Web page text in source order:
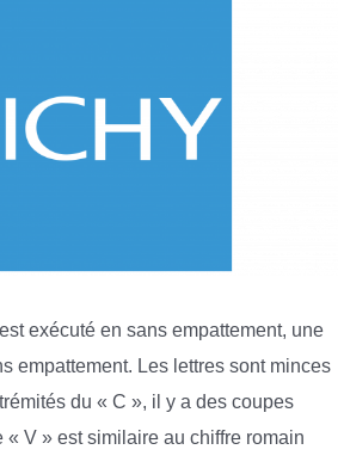
exécuté en sans empattement, une
empattement. Les lettres sont minces
du « C », il y a des coupes
« V » est similaire au chiffre romain